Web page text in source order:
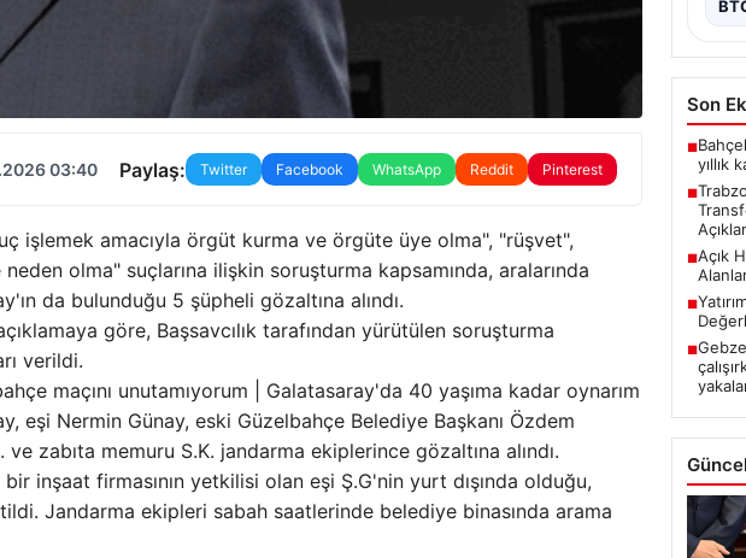
03:40 Paylaş: Twitter Facebook WhatsApp Reddit Pinterest
işlemek amacıyla örgüt kurma ve örgüte üye olma", "rüşvet",
olma" suçlarına ilişkin soruşturma kapsamında, aralarında
da bulunduğu 5 şüpheli gözaltına alındı.
göre, Başsavcılık tarafından yürütülen soruşturma
verildi.
maçını unutamıyorum | Galatasaray'da 40 yaşıma kadar oynarım
eşi Nermin Günay, eski Güzelbahçe Belediye Başkanı Özdem
zabıta memuru S.K. jandarma ekiplerince gözaltına alındı.
inşaat firmasının yetkilisi olan eşi Ş.G'nin yurt dışında olduğu,
Jandarma ekipleri sabah saatlerinde belediye binasında arama
Son
■
yıllık
■
■Açık
■
■
Güncel